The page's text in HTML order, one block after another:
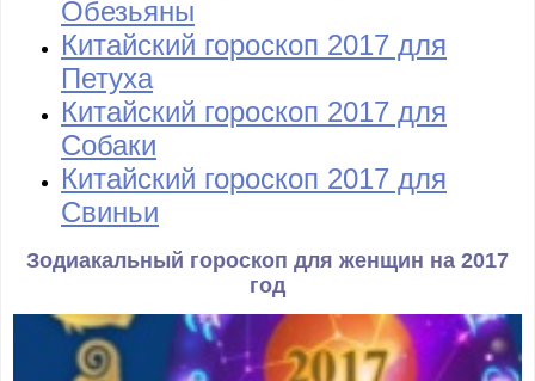
Обезьяны
Китайский гороскоп 2017 для
Петуха
Китайский гороскоп 2017 для
Собаки
Китайский гороскоп 2017 для
Свиньи
Зодиакальный гороскоп для женщин на 2017
год